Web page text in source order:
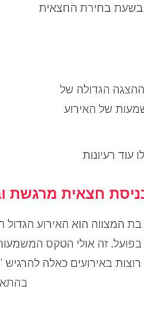
בשעת בחירת החצאית
ההצגה הגדולה של
של האירוע
עוד רעיונות
חצאית מרגשת
בת המצווה הוא האירוע הגדול
בפועל. זה אולי הטקס
רוצות באירועים כאלה